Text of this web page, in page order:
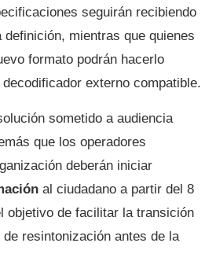
seguirán recibiendo
mientras que quienes
formato podrán hacerlo
externo compatible.
sometido a audiencia
que los operadores
deberán iniciar
al ciudadano a partir del 8
objetivo de facilitar la transición
resintonización antes de la